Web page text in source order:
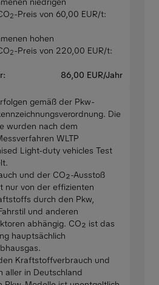
2-Preis von 60,00 EUR/t:
hohen
2-Preis von 220,00 EUR/t:
86,00 EUR/Jahr
gemäß der Pkw-
Die
wurden nach dem
WLTP
Light-duty vehicles Test
und der CO₂-Ausstoß
nur von der effizienten
durch den Pkw,
und anderen
abhängig. CO₂ ist das
hauptsächlich
Kraftstoffverbrauch und
aller in Deutschland